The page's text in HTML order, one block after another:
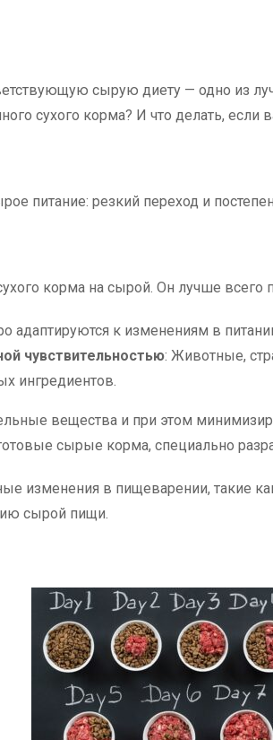
сырую диету — одно из
сухого корма? И что делать,
питание: резкий переход и
корма на сырой. Он лучше всего
к изменениям в
чувствительностью: Животные,
ингредиентов.
вещества и при этом
сырые корма, специально
изменения в пищеварении, такие
сырой пищи.